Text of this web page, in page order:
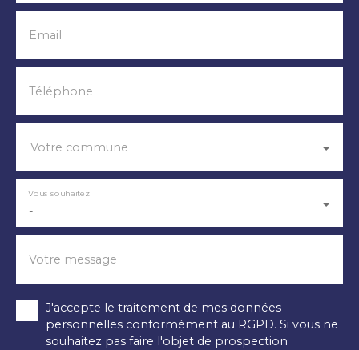
Email
Téléphone
Votre commune
-
Vous souhaitez
Votre message
J'accepte le traitement de mes données
personnelles conformément au RGPD. Si vous ne
souhaitez pas faire l'objet de prospection